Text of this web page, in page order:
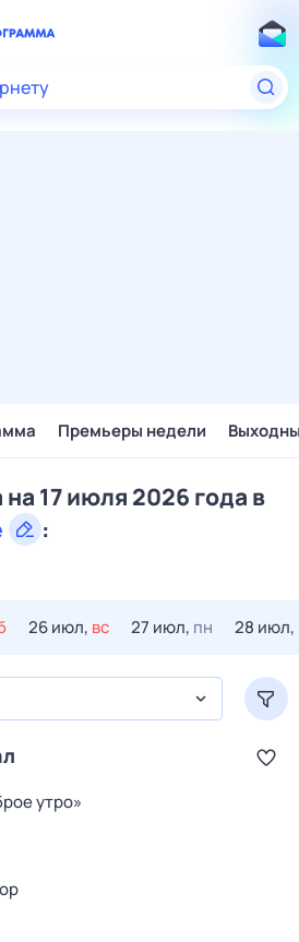
Премьеры недели
17 июля 2026 года в
:
26 июл, вс 27 июл, пн 28 июл,
утро»